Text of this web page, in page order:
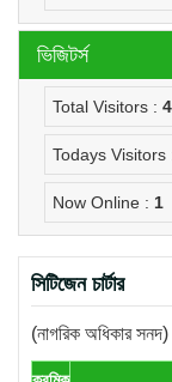
সিটিজেন চার্টার
(নাগরিক অধিকার
ভিজিটর্স
Total Visitors :
Todays Visitors
Now Online : 1